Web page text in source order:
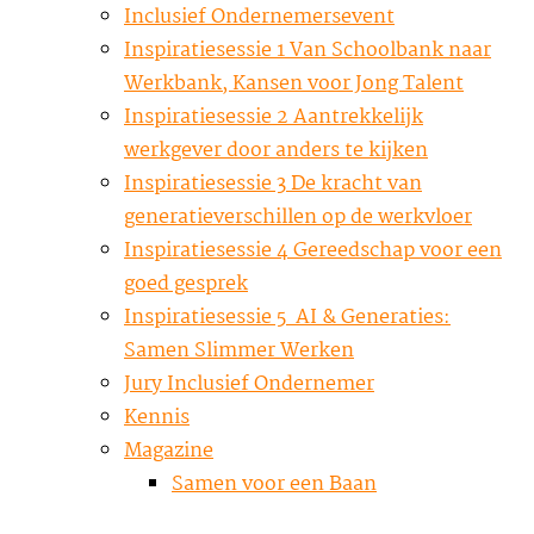
Inclusief Ondernemersevent
Inspiratiesessie 1 Van Schoolbank naar
Werkbank, Kansen voor Jong Talent
Inspiratiesessie 2 Aantrekkelijk
werkgever door anders te kijken
Inspiratiesessie 3 De kracht van
generatieverschillen op de werkvloer
Inspiratiesessie 4 Gereedschap voor een
goed gesprek
Inspiratiesessie 5 AI & Generaties:
Samen Slimmer Werken
Jury Inclusief Ondernemer
Kennis
Magazine
Samen voor een Baan